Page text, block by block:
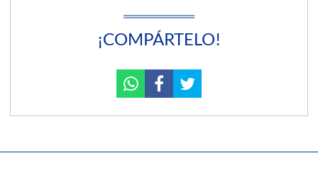
¡COMPÁRTELO!